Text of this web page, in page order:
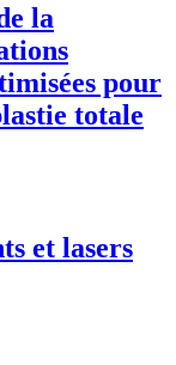
la
pour
totale
et lasers